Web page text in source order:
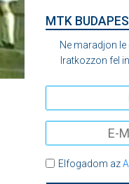
MTK
Ne maradjon
Iratkozzon fel
Elfogadom az